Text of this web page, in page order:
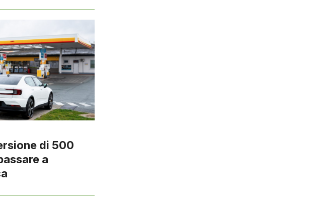
di 500
a